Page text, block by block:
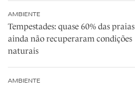
AMBIENTE
Tempestades: quase 60% das praias
ainda não recuperaram condições
naturais
AMBIENTE